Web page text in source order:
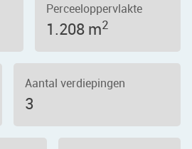
Perceeloppervlakte
1.208 m2
Aantal verdiepingen
3